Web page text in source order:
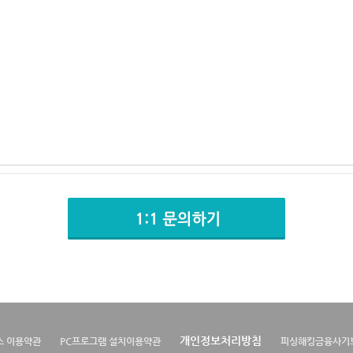
이용약관 PC프로그램 설치이용약관 개인정보처리방침 피싱해킹금융사기